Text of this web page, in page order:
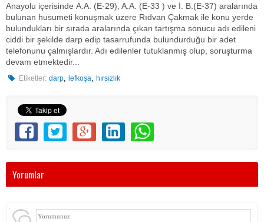
Anayolu içerisinde A.A. (E-29), A.A. (E-33 ) ve İ. B.(E-37) aralarında
bulunan husumeti konuşmak üzere Rıdvan Çakmak ile konu yerde
bulundukları bir sırada aralarında çıkan tartışma sonucu adı edileni
ciddi bir şekilde darp edip tasarrufunda bulundurduğu bir adet
telefonunu çalmışlardır. Adı edilenler tutuklanmış olup, soruşturma
devam etmektedir...
Etiketler: darp ,lefkoşa ,hırsızlık
Yorumlar